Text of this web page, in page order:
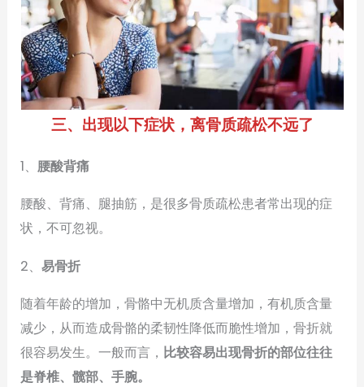
三、出现以下症状，离骨质疏松不远了
1、腰酸背痛
腰酸、背痛、腿抽筋，是很多骨质疏松患者常出现的症
状，不可忽视。
2、易骨折
随着年龄的增加，骨骼中无机质含量增加，有机质含量
减少，从而造成骨骼的柔韧性降低而脆性增加，骨折就
很容易发生。一般而言， 比较容易出现骨折的部位往往
是脊椎、髋部、手腕。